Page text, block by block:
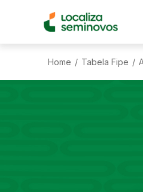
Home / Tabela Fipe /